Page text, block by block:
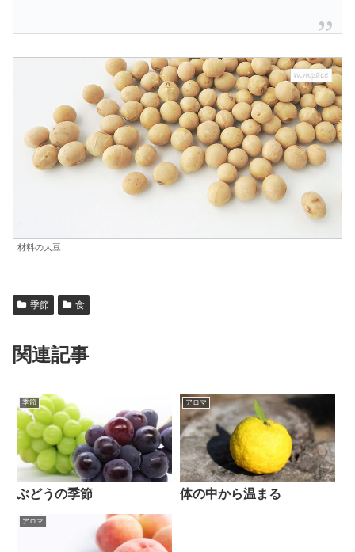
材料の大豆
季節 食
関連記事
季節
ぶどうの季節
アロマ
体の中から温まる
アロマ